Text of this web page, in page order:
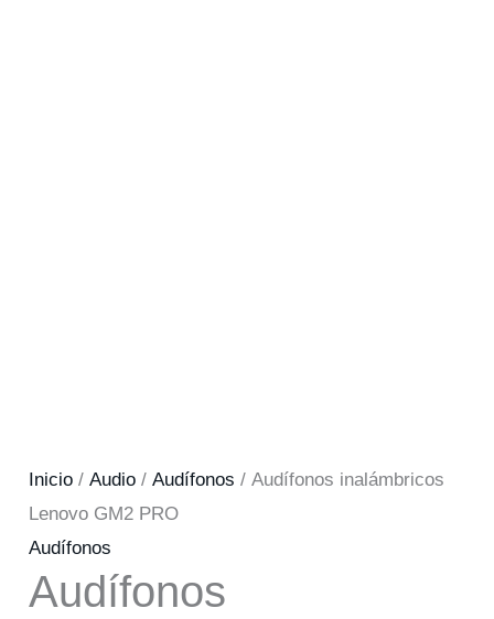
Inicio /Audio /Audífonos / Audífonos inalámbricos
Lenovo GM2 PRO
Audífonos
Audífonos